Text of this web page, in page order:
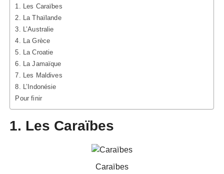
1. Les Caraïbes
2. La Thaïlande
3. L’Australie
4. La Grèce
5. La Croatie
6. La Jamaïque
7. Les Maldives
8. L’Indonésie
Pour finir
1. Les Caraïbes
Caraïbes